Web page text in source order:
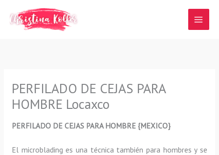
contenido
PERFILADO DE CEJAS PARA
HOMBRE Locaxco
PERFILADO DE CEJAS PARA HOMBRE {MEXICO}
El microblading es una técnica también para hombres y se